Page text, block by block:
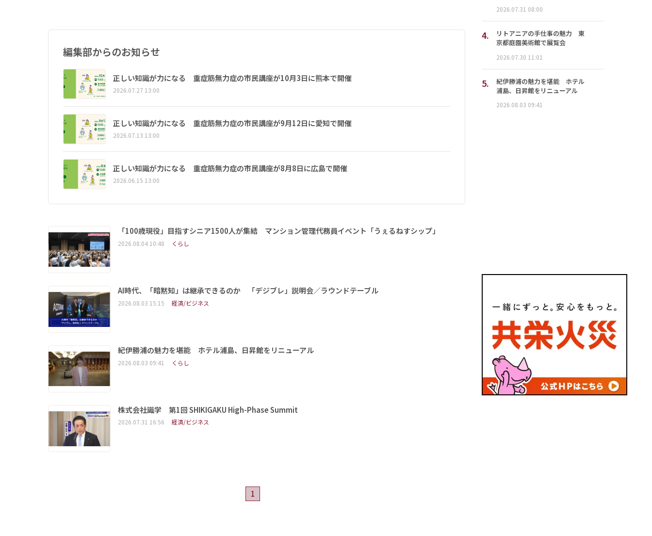
編集部からのお知らせ
正しい知識が力になる 重症筋無力症の市民講座が10月3日に熊本で開催
2026.07.27 13:00
正しい知識が力になる 重症筋無力症の市民講座が9月12日に愛知で開催
2026.07.13 13:00
正しい知識が力になる 重症筋無力症の市民講座が8月8日に広島で開催
2026.06.15 13:00
「100歳現役」目指すシニア1500人が集結 マンション管理代務員イベント「うぇるねすシップ」
2026.08.04 10:48 くらし
AI時代、「暗黙知」は継承できるのか 「デジブレ」説明会／ラウンドテーブル
2026.08.03 15:15 経済/ビジネス
紀伊勝浦の魅力を堪能 ホテル浦島、日昇館をリニューアル
2026.08.03 09:41 くらし
株式会社識学 第1回 SHIKIGAKU High-Phase Summit
2026.07.31 16:56 経済/ビジネス
1
2026.07.31 08:00
4.
リトアニアの手仕事の魅力 東
京都庭園美術館で展覧会
2026.07.30 11:01
5.
紀伊勝浦の魅力を堪能 ホテル
浦島、日昇館をリニューアル
2026.08.03 09:41